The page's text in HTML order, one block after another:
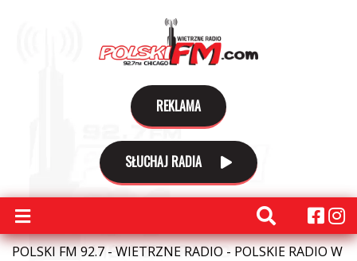
REKLAMA
SŁUCHAJ RADIA
POLSKI FM 92.7 - WIETRZNE RADIO - POLSKIE RADIO W